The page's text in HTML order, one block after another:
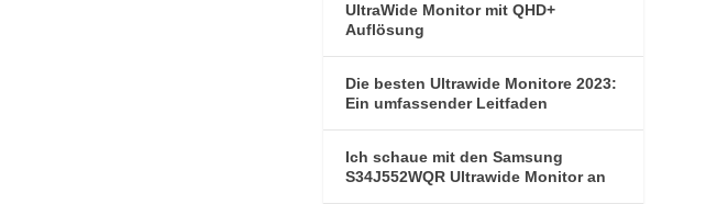
UltraWide Monitor mit QHD+
Auflösung
Die besten Ultrawide Monitore 2023:
Ein umfassender Leitfaden
Ich schaue mit den Samsung
S34J552WQR Ultrawide Monitor an